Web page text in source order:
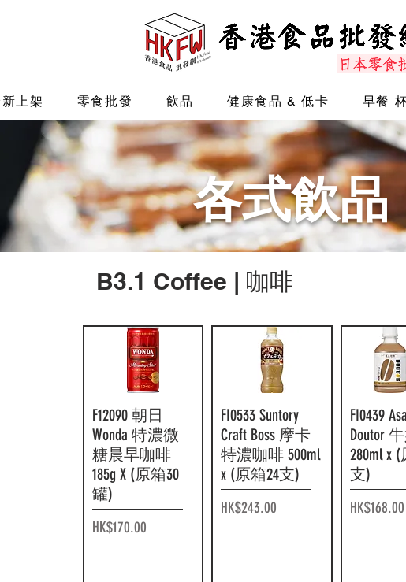
上架 零食批發 飲品 健康食品 & 低卡 早餐
B3.1 Coffee | 咖啡
快速瀏覽
F12090 朝日
Wonda 特濃微
糖晨早咖啡
185g X (原箱30
罐)
價格
HK$170.00
快速瀏覽
FI0533 Suntory
Craft Boss 摩卡
特濃咖啡 500ml
x (原箱24支)
價格
HK$243.00
快速
FI0439
Doutor
280ml x
支)
價格
HK$168.00
各式飲品